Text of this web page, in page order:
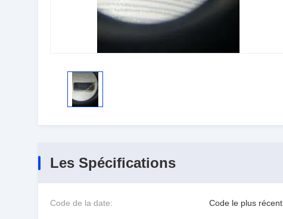
Les Spécifications
Code de la date: Code le plus récent